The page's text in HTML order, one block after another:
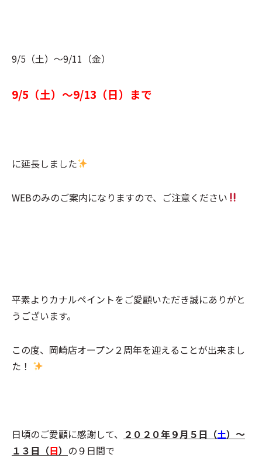
9/5（土）～9/11（金）
9/5（土）～9/13（日）まで
に延長しました
WEBのみのご案内になりますので、ご注意ください
平素よりカナルペイントをご愛顧いただき誠にありがと
うございます。
この度、岡崎店オープン２周年を迎えることが出来まし
た！
日頃のご愛顧に感謝して、 ２０２０年９月５日（土）～
１３日（日） の９日間で